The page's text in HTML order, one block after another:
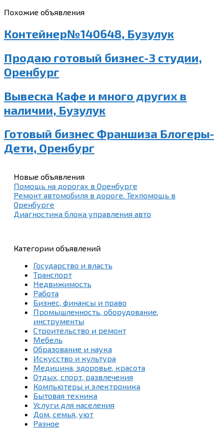
Похожие объявления
Контейнер№140648, Бузулук
Продаю готовый бизнес-3 студии,
Оренбург
Вывеска Кафе и много других в
наличии, Бузулук
Готовый бизнес Франшиза Блогеры-
Дети, Оренбург
Новые объявления
Помощь на дорогах в Оренбурге
Ремонт автомобиля в дороге. Техпомощь в
Оренбурге
Диагностика блока управления авто
Категории объявлений
Государство и власть
Транспорт
Недвижимость
Работа
Бизнес, финансы и право
Промышленность, оборудование,
инструменты
Строительство и ремонт
Мебель
Образование и наука
Искусство и культура
Медицина, здоровье, красота
Отдых, спорт, развлечения
Компьютеры и электроника
Бытовая техника
Услуги для населения
Дом, семья, уют
Разное